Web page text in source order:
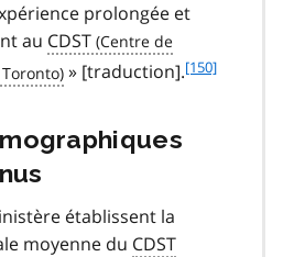
prolongée et
au CDST
» [traduction].f[150]
établissent la
moyenne du CDST